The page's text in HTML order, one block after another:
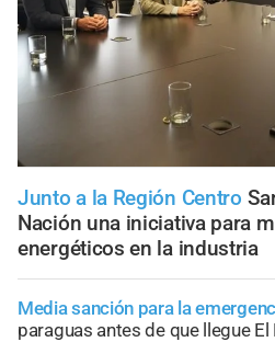
Junto a la Región Centro
Nación una iniciativa para
energéticos en la industria
Media sanción para la
paraguas antes de que llegue El